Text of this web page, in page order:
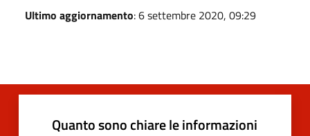
Ultimo aggiornamento: 6 settembre 2020, 09:29
Quanto sono chiare le informazioni